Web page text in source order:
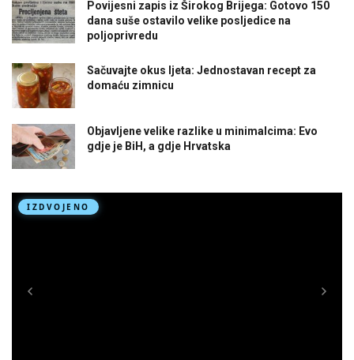
Povijesni zapis iz Širokog Brijega: Gotovo 150
dana suše ostavilo velike posljedice na
poljoprivredu
Sačuvajte okus ljeta: Jednostavan recept za
domaću zimnicu
Objavljene velike razlike u minimalcima: Evo
gdje je BiH, a gdje Hrvatska